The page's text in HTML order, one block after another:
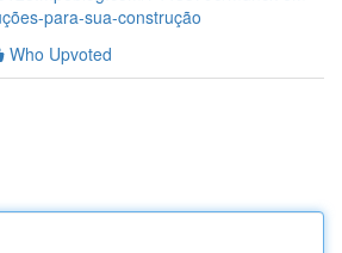
para-sua-construção
Who Upvoted